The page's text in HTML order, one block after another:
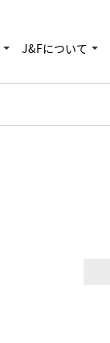
J&Fについて